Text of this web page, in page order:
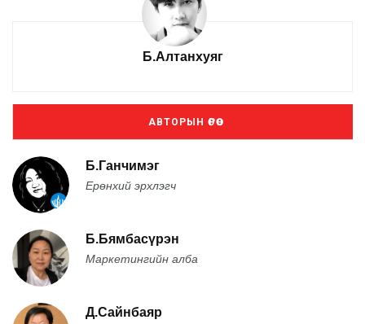
Б.Алтанхуяг
АВТОРЫН ӨРӨӨ
Б.Ганчимэг
Ерөнхий эрхлэгч
Б.Бямбасүрэн
Маркетингийн алба
Д.Сайнбаяр